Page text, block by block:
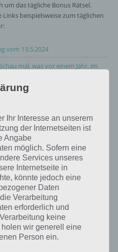
um das tägliche Bonus Rätsel.
beispielsweise zum täglichen
vom 13.5.2024
Schau mal, was vor einem Jahr, im
Lösungen zu Zauberhafte
Ihr Interesse an unserem
der Internetseiten ist
Angabe
möglich. Sofern eine
Services unseres
Internetseite in
könnte jedoch eine
Daten
Verarbeitung
erforderlich und
keine
wir generell eine
Person ein.